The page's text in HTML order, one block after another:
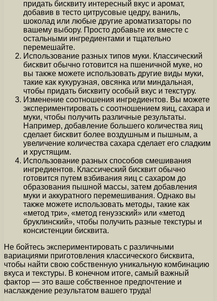
придать бисквиту интересный вкус и аромат,
добавив в тесто цитрусовые цедру, ваниль,
шоколад или любые другие ароматизаторы по
вашему выбору. Просто добавьте их вместе с
остальными ингредиентами и тщательно
перемешайте.
Использование разных типов муки. Классический
бисквит обычно готовится на пшеничной муке, но
вы также можете использовать другие виды муки,
такие как кукурузная, овсянка или миндальная,
чтобы придать бисквиту особый вкус и текстуру.
Изменение соотношения ингредиентов. Вы можете
экспериментировать с соотношением яиц, сахара и
муки, чтобы получить различные результаты.
Например, добавление большего количества яиц
сделает бисквит более воздушным и пышным, а
увеличение количества сахара сделает его сладким
и хрустящим.
Использование разных способов смешивания
ингредиентов. Классический бисквит обычно
готовится путем взбивания яиц с сахаром до
образования пышной массы, затем добавления
муки и аккуратного перемешивания. Однако вы
также можете использовать методы, такие как
«метод три», «метод генуэзский» или «метод
бруклинский», чтобы получить разные текстуры и
консистенции бисквита.
Не бойтесь экспериментировать с различными
вариациями приготовления классического бисквита,
чтобы найти свою собственную уникальную комбинацию
вкуса и текстуры. В конечном итоге, самый важный
фактор — это ваше собственное предпочтение и
наслаждение результатом вашего труда!